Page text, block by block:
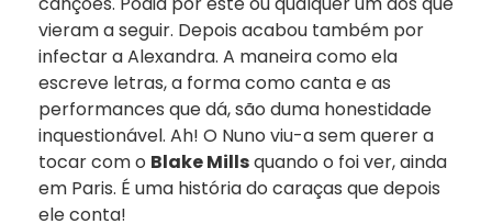
vieram a seguir. Depois acabou também por
infectar a Alexandra. A maneira como ela
escreve letras, a forma como canta e as
performances que dá, são duma honestidade
inquestionável. Ah! O Nuno viu-a sem querer a
tocar com o Blake Millsquando o foi ver, ainda
em Paris. É uma história do caraças que depois
ele conta!